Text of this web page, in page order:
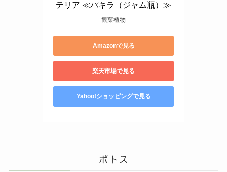
テリア ≪パキラ（ジャム瓶）≫
観葉植物
Amazonで見る
楽天市場で見る
Yahoo!ショッピングで見る
ポトス